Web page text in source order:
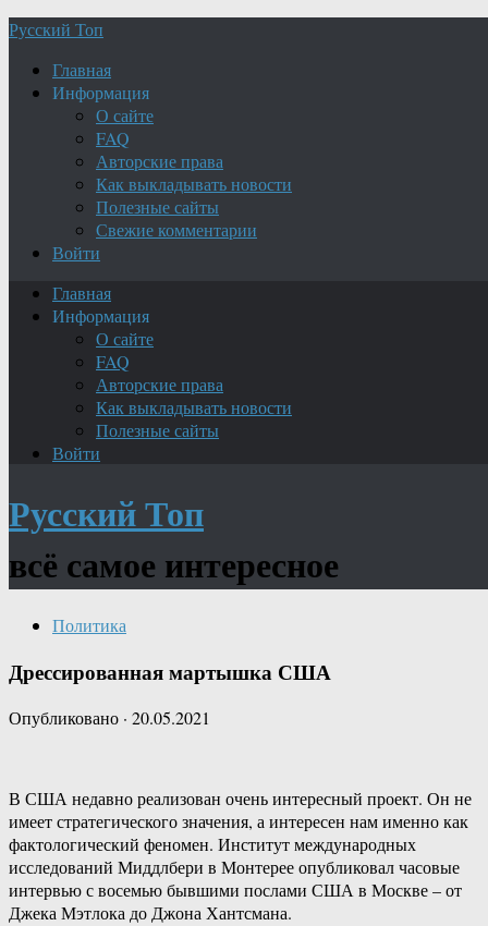
Русский Топ
Главная
Информация
О сайте
FAQ
Авторские права
Как выкладывать новости
Полезные сайты
Свежие комментарии
Войти
Главная
Информация
О сайте
FAQ
Авторские права
Как выкладывать новости
Полезные сайты
Войти
Русский Топ
всё самое интересное
Политика
Дрессированная мартышка США
Опубликовано · 20.05.2021
В США недавно реализован очень интересный проект. Он не
имеет стратегического значения, а интересен нам именно как
фактологический феномен. Институт международных
исследований Миддлбери в Монтерее опубликовал часовые
интервью с восемью бывшими послами США в Москве – от
Джека Мэтлока до Джона Хантсмана.